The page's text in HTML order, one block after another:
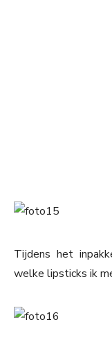
Tijdens het
welke lipsticks ik